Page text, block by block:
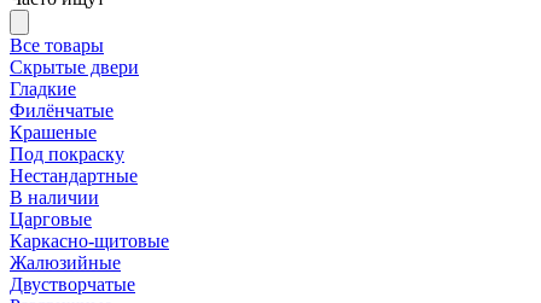
Все товары
Скрытые двери
Гладкие
Филёнчатые
Крашеные
Под покраску
Нестандартные
В наличии
Царговые
Каркасно-щитовые
Жалюзийные
Двустворчатые